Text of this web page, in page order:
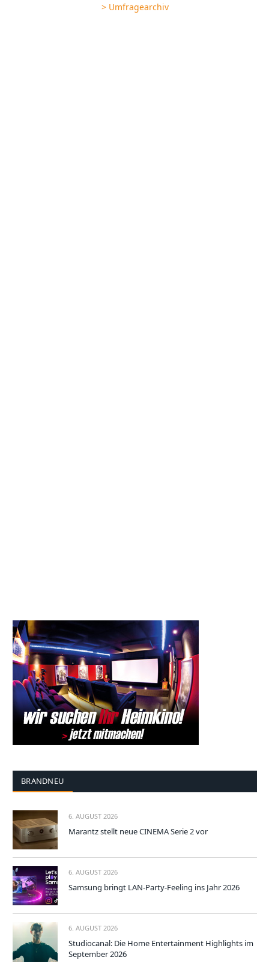
> Umfragearchiv
BRANDNEU
6. AUGUST 2026
Marantz stellt neue CINEMA Serie 2 vor
6. AUGUST 2026
Samsung bringt LAN-Party-Feeling ins Jahr 2026
6. AUGUST 2026
Studiocanal: Die Home Entertainment Highlights im
September 2026